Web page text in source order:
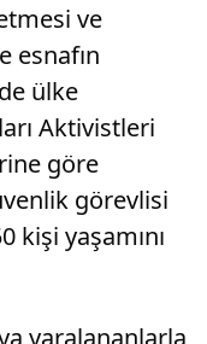
ve
esnafın
ülke
Aktivistleri
göre
görevlisi
kişi yaşamını
yaralananlarla